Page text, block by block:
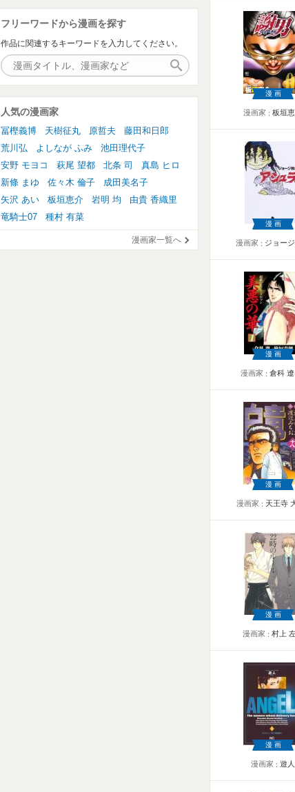
漫画
漫画家 板垣
漫画
漫画家 ジョー
漫画
漫画家 倉科 遼
漫画
漫画家 天王寺
漫画
漫画家 村上
漫画
漫画家 遊人
フリーワードから漫画を探す
作品に関連するキーワードを入力してください。
人気の漫画家
冨樫義博 天樹征丸 原哲夫
藤田和日郎
荒川弘
よしなが ふみ
池田理代子
安野 モヨコ
萩尾 望都 北条 司
真島 ヒロ
新條 まゆ
佐々木 倫子
成田美名子
矢沢 あい
板垣恵介 岩明 均
由貴 香織里
竜騎士07
種村 有菜
漫画家一覧へ